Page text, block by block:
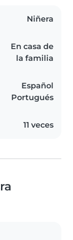
Niñera
En casa de
la familia
Español
Portugués
11 veces